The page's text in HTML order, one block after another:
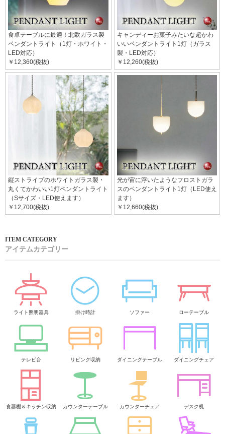
食卓テーブルに最適！北欧ガラス製
ペンダントライト（1灯・ホワイト・
LED対応）
￥12,360(税抜)
キャンディーお菓子みたいな超かわ
いいペンダントライト1灯（ガラス
製・LED対応）
￥12,260(税抜)
縦ストライプのホワイトガラス製・
丸くてかわいい1灯ペンダントライト
（Sサイズ・LED使えます）
￥12,700(税抜)
光が宙に浮いたようなフロストガラ
スのペンダントライト1灯（LED使え
ます）
￥12,660(税抜)
アイテムカテゴリー
ライト照明器具 掛け時計 ソファー ローテーブル
テレビ台 リビング収納 ダイニングテーブル ダイニングチェア
食器棚＆キッチン収納 カウンターテーブル カウンターチェア デスク机